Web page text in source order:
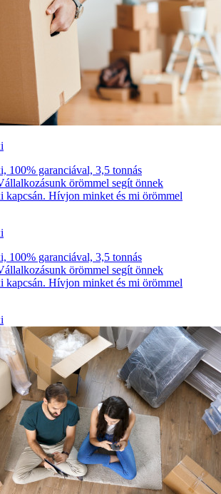
100% garanciával, 3,5 tonnás
örömmel segít önnek
kapcsán. Hívjon minket és mi örömmel
100% garanciával, 3,5 tonnás
örömmel segít önnek
kapcsán. Hívjon minket és mi örömmel